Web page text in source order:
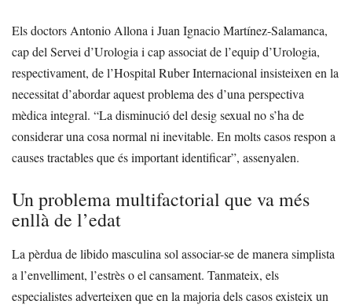
Els doctors Antonio Allona i Juan Ignacio Martínez-Salamanca,
cap del Servei d’Urologia i cap associat de l’equip d’Urologia,
respectivament, de l’Hospital Ruber Internacional insisteixen en la
necessitat d’abordar aquest problema des d’una perspectiva
mèdica integral. “La disminució del desig sexual no s’ha de
considerar una cosa normal ni inevitable. En molts casos respon a
causes tractables que és important identificar”, assenyalen.
Un problema multifactorial que va més
enllà de l’edat
La pèrdua de libido masculina sol associar-se de manera simplista
a l’envelliment, l’estrès o el cansament. Tanmateix, els
especialistes adverteixen que en la majoria dels casos existeix un